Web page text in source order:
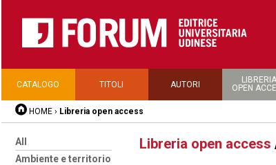
CATALOGO TITOLI AUTORI
LIBRERIA
OPEN
HOME › Libreria open access
All
Ambiente e territorio
Libreria open access